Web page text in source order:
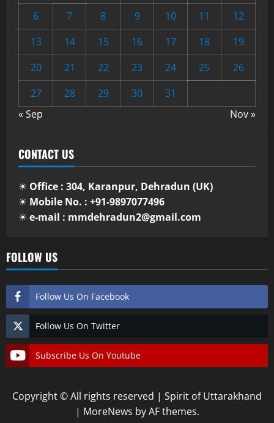
6
7 8 9 10 11
12
13
14 15 16 17 18
19
20
21 22 23 24 25
26
27
28 29 30
31
« Sep
Nov »
CONTACT US
☀ Office : 304, Karanpur, Dehradun (UK)
☀ Mobile No. : +91-9897077496
☀ e-mail : mmdehradun2@gmail.com
FOLLOW US
Follow Us On Facebook
Follow Us On Twitter
Subscribe Us On Youtube
Copyright © All rights reserved | Spirit of Uttarakhand
| MoreNews by AF themes.